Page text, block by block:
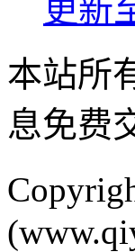
更新
本站所
息免费